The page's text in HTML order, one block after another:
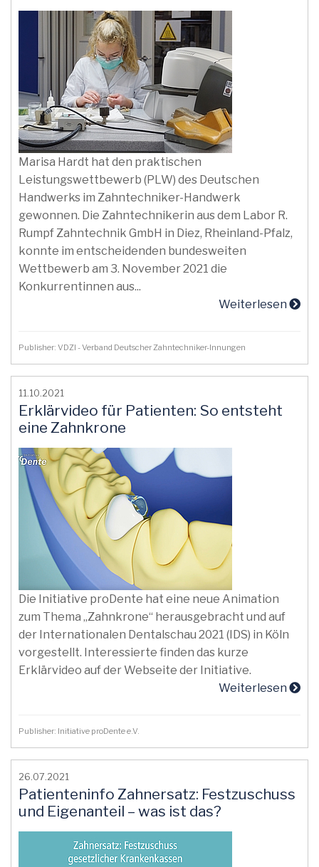
Marisa Hardt hat den praktischen
Leistungswettbewerb (PLW) des Deutschen
Handwerks im Zahntechniker-Handwerk
gewonnen. Die Zahntechnikerin aus dem Labor R.
Rumpf Zahntechnik GmbH in Diez, Rheinland-Pfalz,
konnte im entscheidenden bundesweiten
Wettbewerb am 3. November 2021 die
Konkurrentinnen aus...
Weiterlesen
Publisher: VDZI - Verband Deutscher Zahntechniker-Innungen
11.10.2021
Erklärvideo für Patienten: So entsteht
eine Zahnkrone
Die Initiative proDente hat eine neue Animation
zum Thema „Zahnkrone“ herausgebracht und auf
der Internationalen Dentalschau 2021 (IDS) in Köln
vorgestellt. Interessierte finden das kurze
Erklärvideo auf der Webseite der Initiative.
Weiterlesen
Publisher: Initiative proDente e.V.
26.07.2021
Patienteninfo Zahnersatz: Festzuschuss
und Eigenanteil – was ist das?